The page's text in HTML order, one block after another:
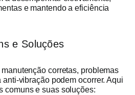
e mantendo a eficiência
e Soluções
corretas, problemas
vibração podem ocorrer. Aqui
comuns e suas soluções: